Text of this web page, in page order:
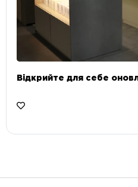
Відкрийте для себе